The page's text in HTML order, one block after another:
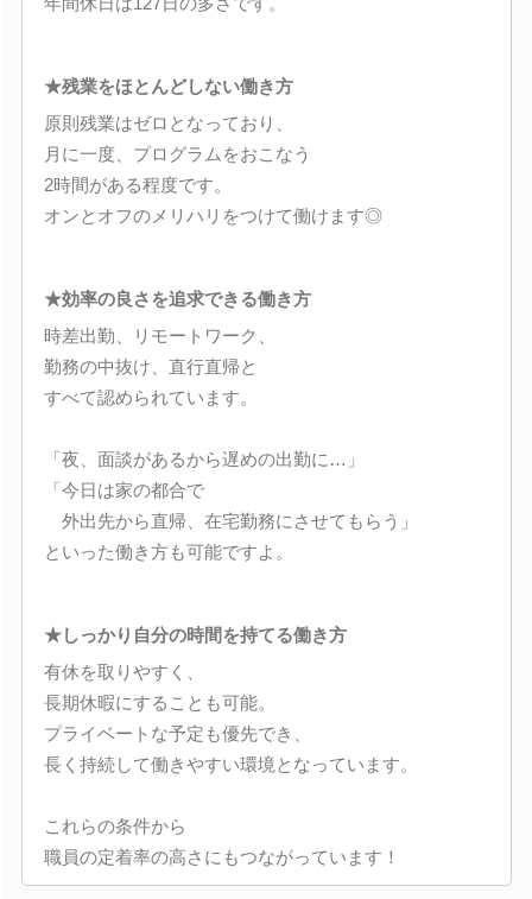
★残業をほとんどしない働き方
原則残業はゼロとなっており、
月に一度、プログラムをおこなう
2時間がある程度です。
オンとオフのメリハリをつけて働けます◎
★効率の良さを追求できる働き方
時差出勤、リモートワーク、
勤務の中抜け、直行直帰と
すべて認められています。
「夜、面談があるから遅めの出勤に…」
「今日は家の都合で
外出先から直帰、在宅勤務にさせてもらう」
といった働き方も可能ですよ。
★しっかり自分の時間を持てる働き方
有休を取りやすく、
長期休暇にすることも可能。
プライベートな予定も優先でき、
長く持続して働きやすい環境となっています。
これらの条件から
職員の定着率の高さにもつながっています！